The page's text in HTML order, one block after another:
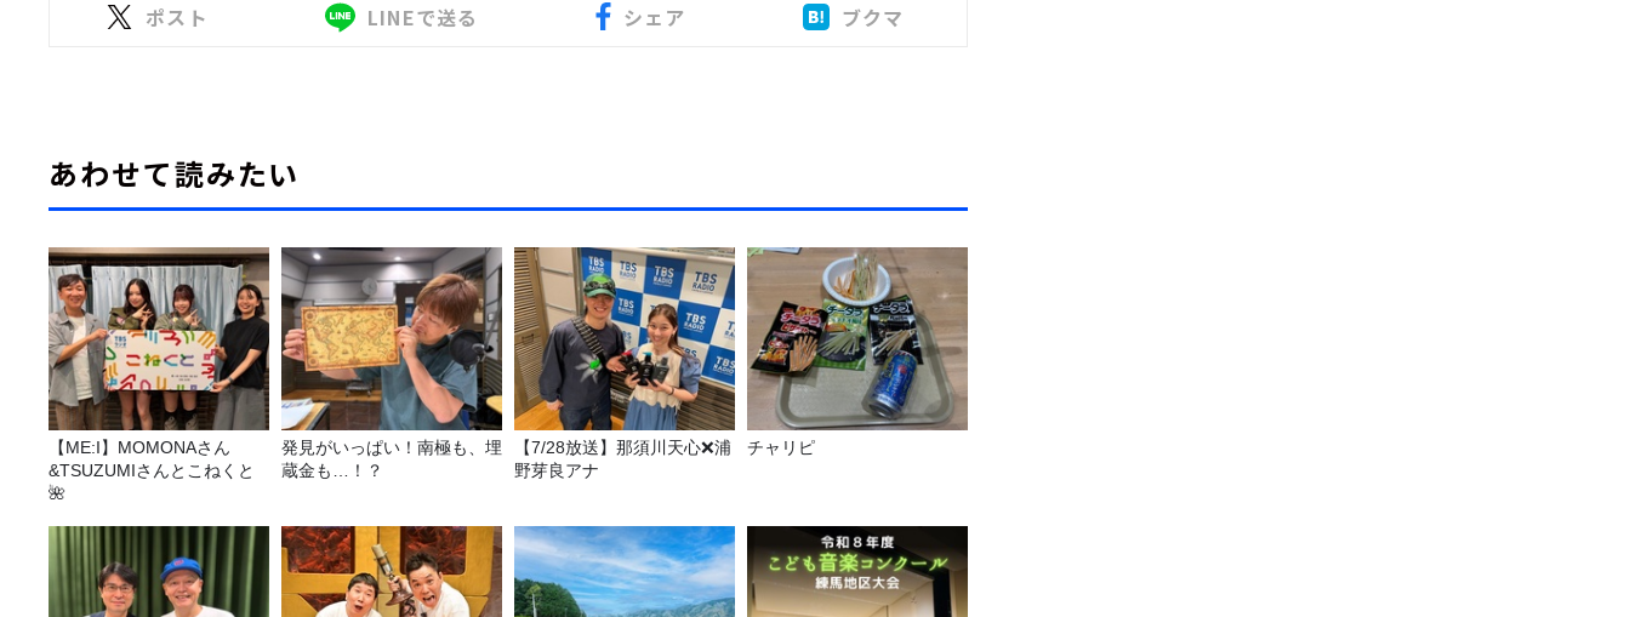
ポスト LINEで送る シェア ブクマ
あわせて読みたい
【ME:I】MOMONAさん
&TSUZUMIさんとこねくと
🌺
発見がいっぱい！南極も、埋
蔵金も…！？
【7/28放送】那須川天心❌浦
野芽良アナ
チャリピ